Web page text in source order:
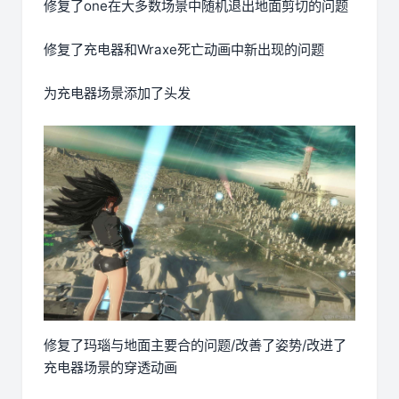
修复了one在大多数场景中随机退出地面剪切的问题
修复了充电器和Wraxe死亡动画中新出现的问题
为充电器场景添加了头发
修复了玛瑙与地面主要合的问题/改善了姿势/改进了
充电器场景的穿透动画